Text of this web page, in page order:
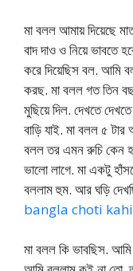
মা বলল আমায় দিয়েছে
বাদ দাও ও নিয়ে ভাবতে
করে দিয়েছিস বল. আমি
করছ. মা বলল গত তিন
মুছিয়ে দিল. দেখতে
বাড়ি যাই. মা বলল ৫ টার
বলল তর এমন রুচি কেন
ভালো লাগে. মা একটু
বললাম হুম. আর ঘড়ি
bangla choti
মা বলল কি ভাবছিস.